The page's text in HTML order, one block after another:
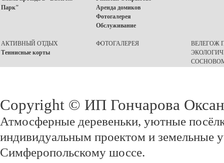
Парк"
Аренда домиков
Фотогалерея
Обслуживание
АКТИВНЫЙ ОТДЫХ
Теннисные корты
ФОТОГАЛЕРЕЯ
ВЕЛЕГОЖ
Copyright © ИП Гончарова
Атмосферные деревеньки, уютные
индивидуальным проектом и земельные
Симферопольскому шоссе.